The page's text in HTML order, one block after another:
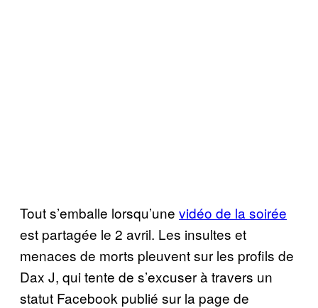
Tout s’emballe lorsqu’une vidéo de la soirée
est partagée le 2 avril. Les insultes et
menaces de morts pleuvent sur les profils de
Dax J, qui tente de s’excuser à travers un
statut Facebook publié sur la page de